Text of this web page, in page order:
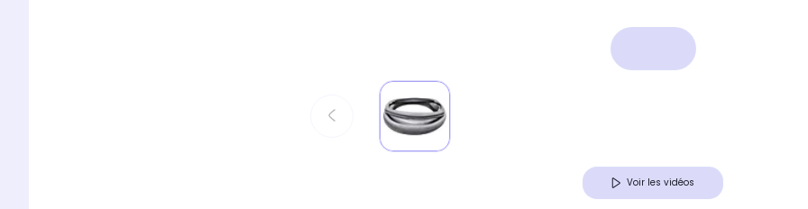
Voir les vidéos